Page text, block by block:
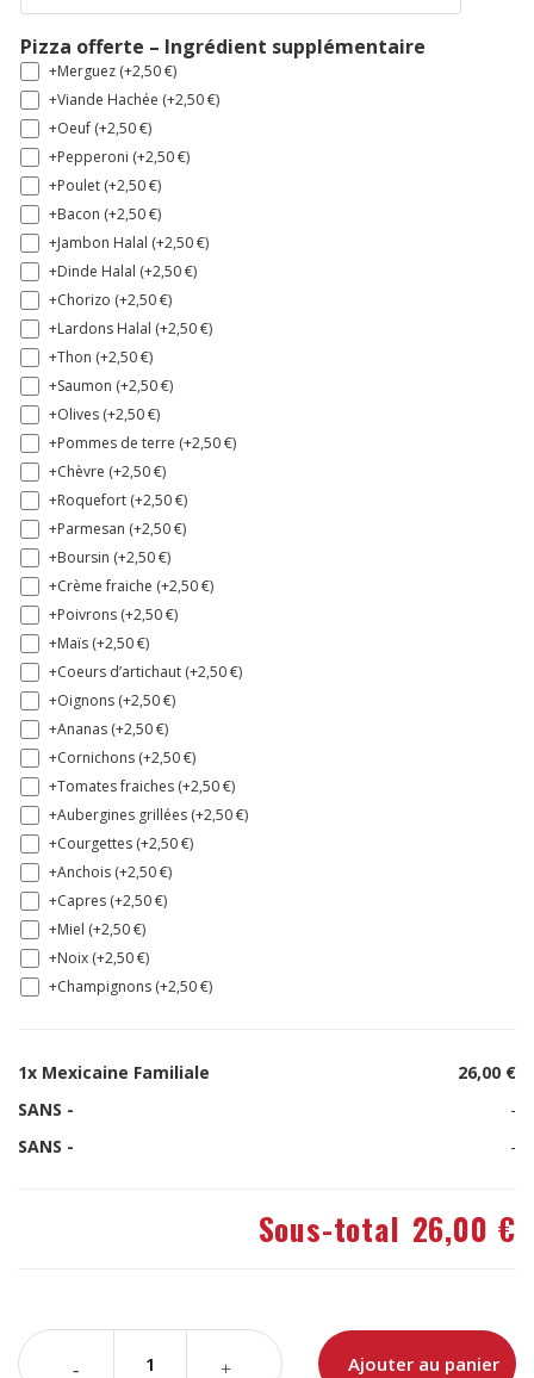
Pizza offerte – Ingrédient supplémentaire
+Merguez (+2,50€)
+Viande Hachée (+2,50€)
+Oeuf (+2,50€)
+Pepperoni (+2,50€)
+Poulet (+2,50€)
+Bacon (+2,50€)
+Jambon Halal (+2,50€)
+Dinde Halal (+2,50€)
+Chorizo (+2,50€)
+Lardons Halal (+2,50€)
+Thon (+2,50€)
+Saumon (+2,50€)
+Olives (+2,50€)
+Pommes de terre (+2,50€)
+Chèvre (+2,50€)
+Roquefort (+2,50€)
+Parmesan (+2,50€)
+Boursin (+2,50€)
+Crème fraiche (+2,50€)
+Poivrons (+2,50€)
+Maïs (+2,50€)
+Coeurs d’artichaut (+2,50€)
+Oignons (+2,50€)
+Ananas (+2,50€)
+Cornichons (+2,50€)
+Tomates fraiches (+2,50€)
+Aubergines grillées (+2,50€)
+Courgettes (+2,50€)
+Anchois (+2,50€)
+Capres (+2,50€)
+Miel (+2,50€)
+Noix (+2,50€)
+Champignons (+2,50€)
1x Mexicaine Familiale
26,00 €
SANS -
-
SANS -
-
Sous-total 26,00 €
Ajouter au panier